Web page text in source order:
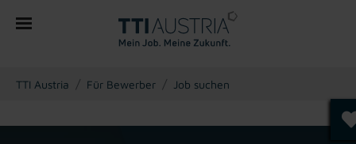
You are here:
TTI Austria Für Bewerber Job suchen